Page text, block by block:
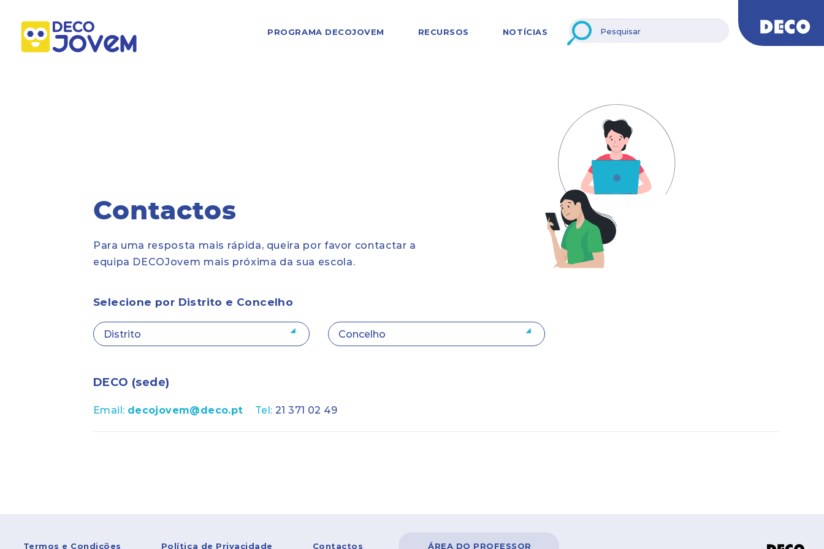
PROGRAMA DECOJOVEM RECURSOS NOTÍCIAS
Contactos
Para uma resposta mais rápida, queira por favor contactar a
equipa DECOJovem mais próxima da sua escola.
Selecione por Distrito e Concelho
DECO (sede)
Email: decojovem@deco.pt Tel:21 371 02 49
Termos e Condições Política de Privacidade Contactos ÁREA DO PROFESSOR